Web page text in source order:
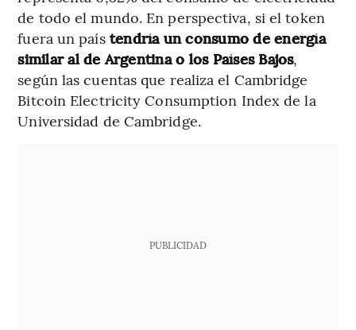
de todo el mundo. En perspectiva, si el token
fuera un país tendría un consumo de energía
similar al de Argentina o los Países Bajos,
según las cuentas que realiza el Cambridge
Bitcoin Electricity Consumption Index de la
Universidad de Cambridge.
PUBLICIDAD